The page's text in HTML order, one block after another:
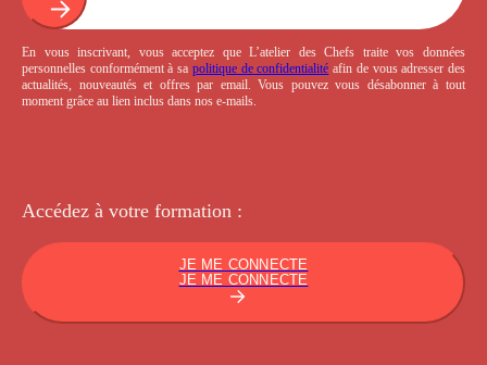
En vous inscrivant, vous acceptez que L’atelier des Chefs traite vos données
personnelles conformément à sa politique de confidentialité afin de vous adresser des
actualités, nouveautés et offres par email. Vous pouvez vous désabonner à tout
moment grâce au lien inclus dans nos e-mails.
Accédez à votre formation :
JE ME CONNECTE
JE ME CONNECTE